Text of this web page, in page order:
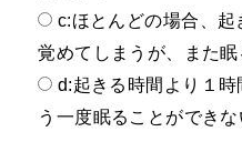
c:ほとんどの場合、
覚めてしまうが、また
d:起きる時間より１
う一度眠ることができな